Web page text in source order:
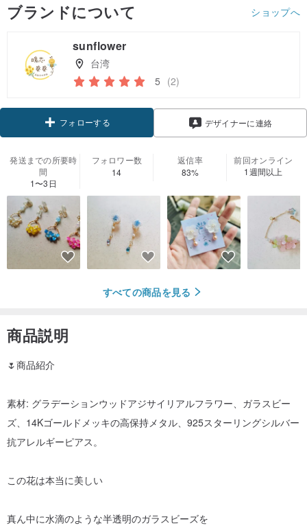
ブランドについて ショップへ
sunflower
台湾
5 (2)
フォローする デザイナーに連絡
発送までの所要時
間
1〜3日
フォロワー数
14
返信率
83%
前回オンライン
1週間以上
すべての商品を見る
商品説明
🌷商品紹介
素材: グラデーションウッドアジサイリアルフラワー、ガラスビー
ズ、14Kゴールドメッキの高保持メタル、925スターリングシルバー
抗アレルギーピアス。
この花は本当に美しい
真ん中に水滴のような半透明のガラスビーズを